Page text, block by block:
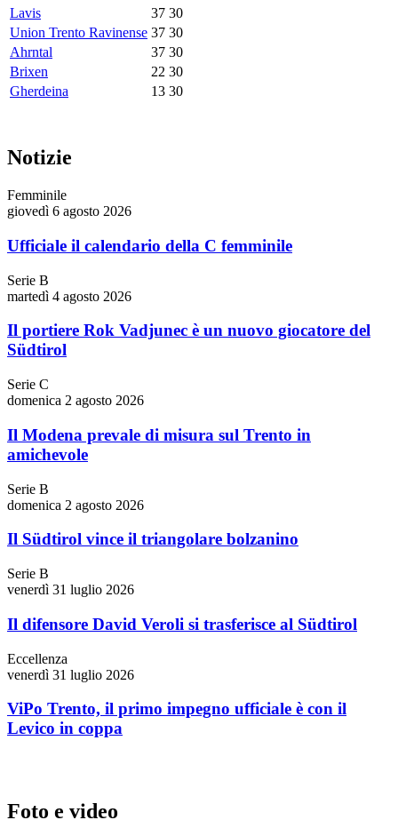
Lavis
37 30
Union Trento Ravinense 37 30
Ahrntal
37 30
Brixen
22 30
Gherdeina
13 30
Notizie
Femminile
giovedì 6 agosto 2026
Ufficiale il calendario della C femminile
Serie B
martedì 4 agosto 2026
Il portiere Rok Vadjunec è un nuovo giocatore del
Südtirol
Serie C
domenica 2 agosto 2026
Il Modena prevale di misura sul Trento in
amichevole
Serie B
domenica 2 agosto 2026
Il Südtirol vince il triangolare bolzanino
Serie B
venerdì 31 luglio 2026
Il difensore David Veroli si trasferisce al Südtirol
Eccellenza
venerdì 31 luglio 2026
ViPo Trento, il primo impegno ufficiale è con il
Levico in coppa
Foto e video